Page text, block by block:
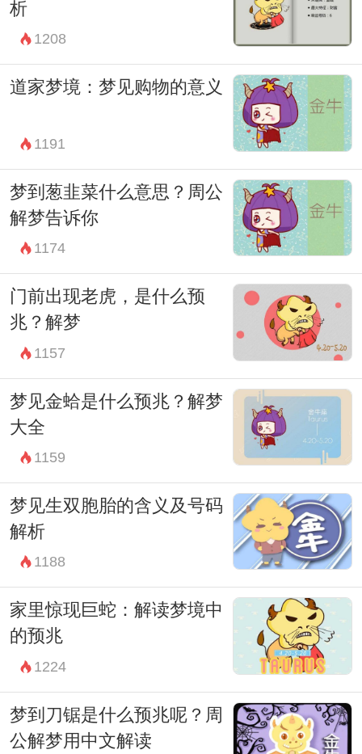
析
1208
道家梦境：梦见购物的意义
1191
梦到葱韭菜什么意思？周公
解梦告诉你
1174
门前出现老虎，是什么预
兆？解梦
1157
梦见金蛤是什么预兆？解梦
大全
1159
梦见生双胞胎的含义及号码
解析
1188
家里惊现巨蛇：解读梦境中
的预兆
1224
梦到刀锯是什么预兆呢？周
公解梦用中文解读